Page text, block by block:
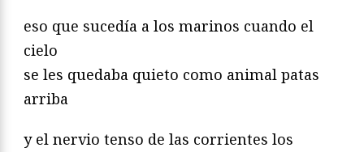
eso que sucedía a los marinos cuando el
cielo
se les quedaba quieto como animal patas
arriba
y el nervio tenso de las corrientes los